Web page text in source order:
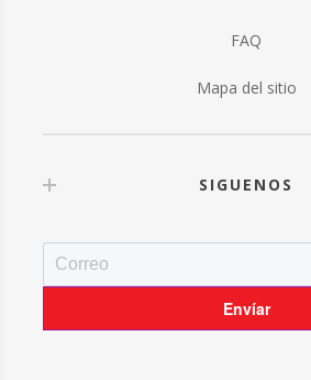
FAQ
Mapa del sitio
SIGUENOS